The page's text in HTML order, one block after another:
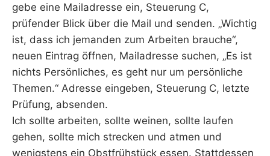
gebe eine Mailadresse ein, Steuerung C,
prüfender Blick über die Mail und senden. „Wichtig
ist, dass ich jemanden zum Arbeiten brauche“,
neuen Eintrag öffnen, Mailadresse suchen, „Es ist
nichts Persönliches, es geht nur um persönliche
Themen.“ Adresse eingeben, Steuerung C, letzte
Prüfung, absenden.
Ich sollte arbeiten, sollte weinen, sollte laufen
gehen, sollte mich strecken und atmen und
wenigstens ein Obstfrühstück essen. Stattdessen